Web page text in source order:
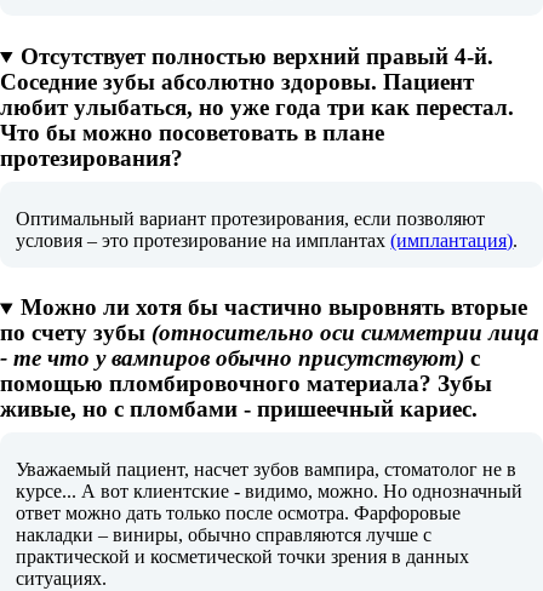
Отсутствует полностью верхний правый 4-й.
Соседние зубы абсолютно здоровы. Пациент
любит улыбаться, но уже года три как перестал.
Что бы можно посоветовать в плане
протезирования?
Оптимальный вариант протезирования, если позволяют
условия – это протезирование на имплантах(имплантация).
Можно ли хотя бы частично выровнять вторые
по счету зубы (относительно оси симметрии лица
- те что у вампиров обычно присутствуют) с
помощью пломбировочного материала? Зубы
живые, но с пломбами - пришеечный кариес.
Уважаемый пациент, насчет зубов вампира, стоматолог не в
курсе... А вот клиентские - видимо, можно. Но однозначный
ответ можно дать только после осмотра. Фарфоровые
накладки – виниры, обычно справляются лучше с
практической и косметической точки зрения в данных
ситуациях.